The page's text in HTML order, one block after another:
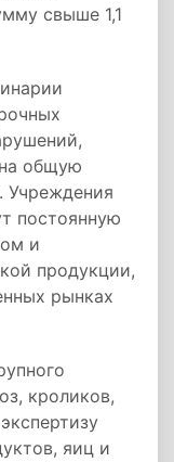
свыше 1,1
общую
Учреждения
постоянную
и
продукции,
рынках
кроликов,
яиц и